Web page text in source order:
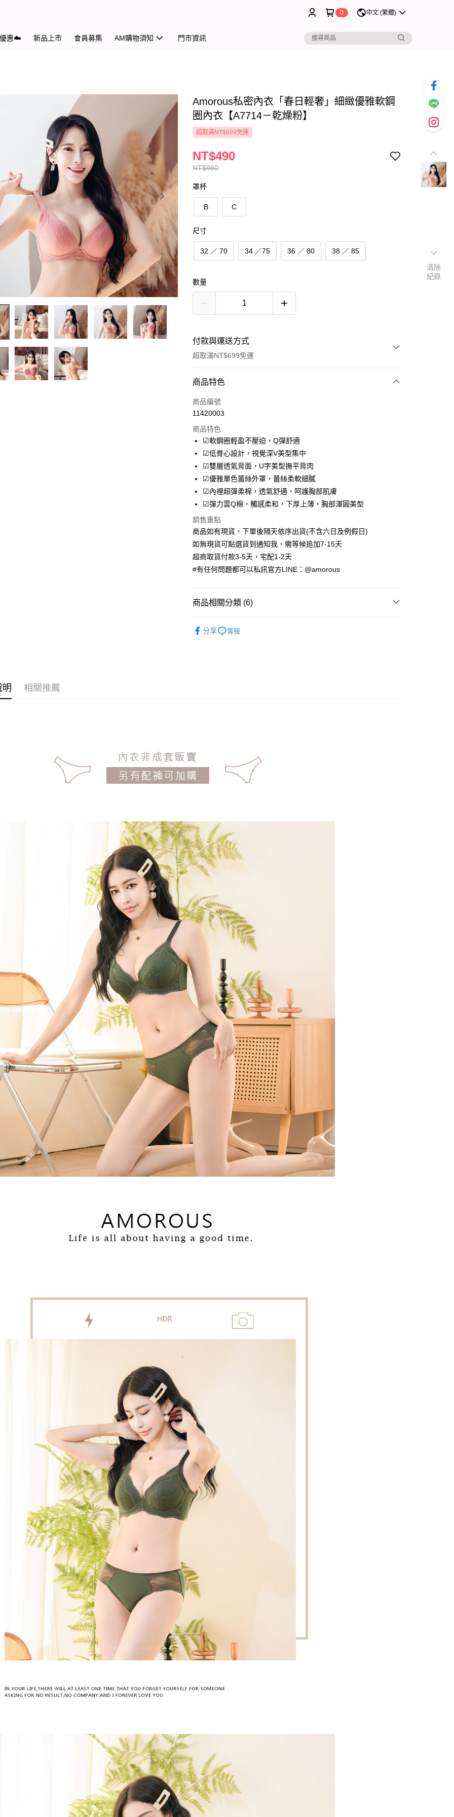
0 中文 (繁體)
惠☁️ 新品上市 會員募集 AM購物須知 門市資訊
Amorous私密內衣「春日輕奢」細緻優雅軟鋼
圈內衣【A7714－乾燥粉】
超取滿NT$699免運
NT$980
NT$490
罩杯
B C
尺寸
32 ／ 70 34 ／75 36 ／ 80 38 ／ 85
數量
付款與運送方式
超取滿NT$699免運
付款方式
信用卡一次付款
LINE Pay
Apple Pay
街口支付
ATM付款
運送方式
全家取貨付款
每筆NT$70，滿NT$699(含以上)免運費
商品特色
商品編號
11420003
商品特色
☑軟鋼圈輕盈不壓迫，Q彈舒適
☑低脊心設計，視覺深V美型集中
☑雙層透氣背面，U字美型撫平背肉
☑優雅單色蕾絲外罩，蕾絲柔軟細膩
☑內裡超彈柔棉，透氣舒適，呵護胸部肌膚
☑彈力雲Q棉，觸感柔和，下厚上薄，胸部渾圓美型
銷售重點
商品如有現貨，下單後隔天依序出貨(不含六日及例假日)
如無現貨可點選貨到通知我，需等候追加7-15天
超商取貨付款3-5天，宅配1-2天
#有任何問題都可以私訊官方LINE：@amorous
商品相關分類 (6)
分享 客服
明 相關推薦
清除
紀錄